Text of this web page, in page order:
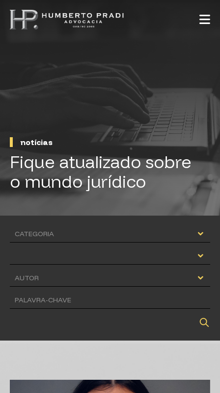
notícias
Fique atualizado sobre
o mundo jurídico